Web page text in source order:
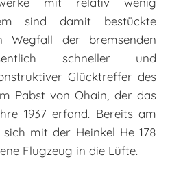
sind damit bestückte
Wegfall der bremsenden
schneller und
Glücktreffer des
Pabst von Ohain, der das
1937 erfand. Bereits am
mit der Heinkel He 178
Flugzeug in die Lüfte.